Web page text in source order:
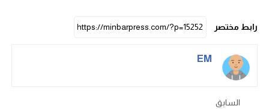
رابط مختصر
EM
السابق